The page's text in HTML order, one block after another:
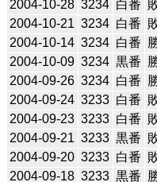
2004-10-28 3234 白番
2004-10-21 3234 白番
2004-10-14 3234 白番
2004-10-09 3234 黒番
2004-09-26 3234 白番
2004-09-24 3233 白番
2004-09-23 3233 白番
2004-09-21 3233 黒番
2004-09-20 3233 白番
2004-09-18 3233 黒番